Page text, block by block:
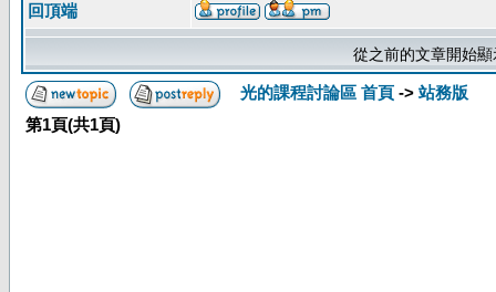
回頂端
從之前的文章開始
光的課程討論區 首頁 ->站務版
第1頁(共1頁)